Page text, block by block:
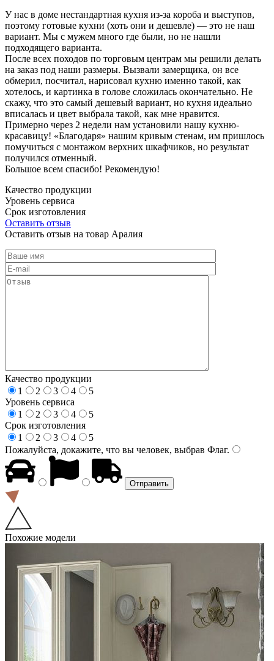
У нас в доме нестандартная кухня из-за короба и выступов,
поэтому готовые кухни (хоть они и дешевле) — это не наш
вариант. Мы с мужем много где были, но не нашли
подходящего варианта.
После всех походов по торговым центрам мы решили делать
на заказ под наши размеры. Вызвали замерщика, он все
обмерил, посчитал, нарисовал кухню именно такой, как
хотелось, и картинка в голове сложилась окончательно. Не
скажу, что это самый дешевый вариант, но кухня идеально
вписалась и цвет выбрала такой, как мне нравится.
Примерно через 2 недели нам установили нашу кухню-
красавицу! «Благодаря» нашим кривым стенам, им пришлось
помучиться с монтажом верхних шкафчиков, но результат
получился отменный.
Большое всем спасибо! Рекомендую!
Качество продукции
Уровень сервиса
Срок изготовления
Оставить отзыв
Оставить отзыв на товар Аралия
Качество продукции
1
2 3 4
5
Уровень сервиса
1
2 3 4
5
Срок изготовления
1
2 3 4
5
Пожалуйста, докажите, что вы человек, выбрав Флаг.
Похожие модели